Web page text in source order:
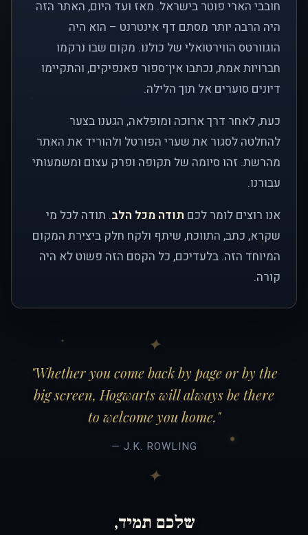
חובבי הארי פוטר בישראל. מאז ועד היום, האתר הזה
היה הרבה יותר מסתם דף אינטרנט – הוא היה
הוגוורטס הווירטואלי של כולנו. מקום שבו נרקמו
חברויות אמת, נכתבו אין־ספור פאנפיקים, והתקיימו
דיונים סוערים אל תוך הלילה.
כעת, לאחר דרך ארוכה ומופלאה, הגענו בצער
להחלטה לסגור את שערי הפורטל ולהוריד את האתר
מהרשת. זהו סיומה של תקופה ופרק עצום ומשמעותי
עבורנו.
אנו רוצים לומר לכם תודה מכל הלב. תודה לכל מי
שקרא, כתב, התווכח, שיתף ולקח חלק ביצירת המקום
המיוחד הזה. בלעדיכם, כל הקסם הזה פשוט לא היה
קורה.
"Whether you come back by page or by the
big screen, Hogwarts will always be there
to welcome you home."
— J.K. ROWLING
שלכם תמיד,